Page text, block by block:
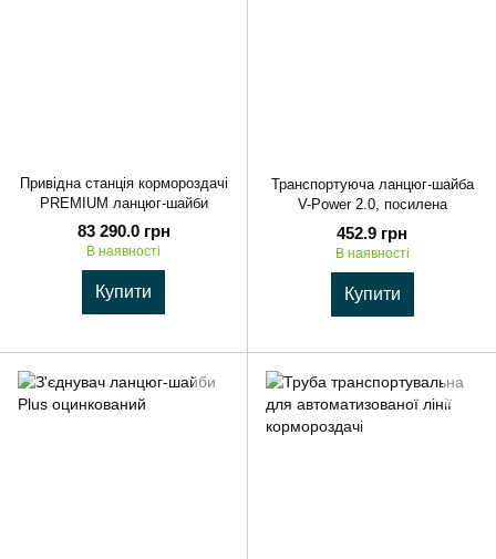
Привідна станція кормороздачі
PREMIUM ланцюг-шайби
83 290.0 грн
В наявності
Купити
Транспортуюча ланцюг-шайба
V-Power 2.0, посилена
452.9 грн
В наявності
Купити